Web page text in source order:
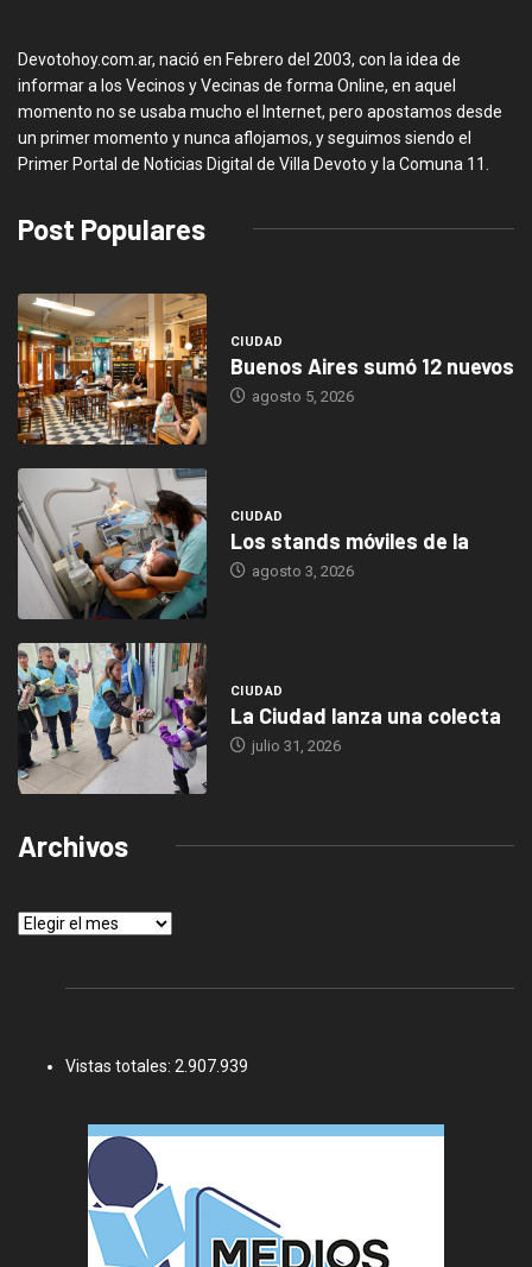
Devotohoy.com.ar, nació en Febrero del 2003, con la idea de
informar a los Vecinos y Vecinas de forma Online, en aquel
momento no se usaba mucho el Internet, pero apostamos desde
un primer momento y nunca aflojamos, y seguimos siendo el
Primer Portal de Noticias Digital de Villa Devoto y la Comuna 11.
Post Populares
CIUDAD
Buenos Aires sumó 12 nuevos
agosto 5, 2026
CIUDAD
Los stands móviles de la
agosto 3, 2026
CIUDAD
La Ciudad lanza una colecta
julio 31, 2026
Archivos
Archivos
Vistas totales: 2.907.939